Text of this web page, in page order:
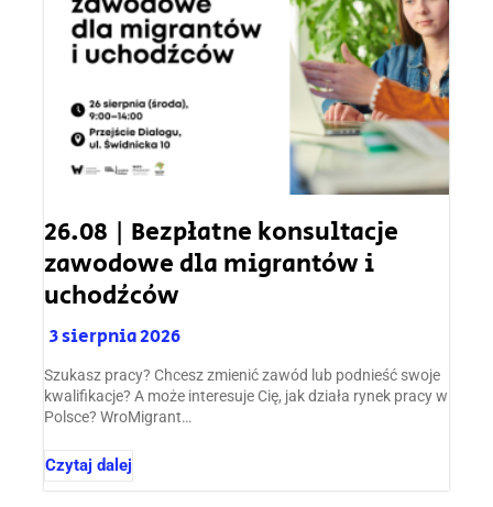
26.08 | Bezpłatne konsultacje
zawodowe dla migrantów i
uchodźców
3 sierpnia 2026
Szukasz pracy? Chcesz zmienić zawód lub podnieść swoje
kwalifikacje? A może interesuje Cię, jak działa rynek pracy w
Polsce? WroMigrant…
Czytaj dalej